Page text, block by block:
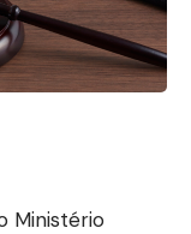
Ministério